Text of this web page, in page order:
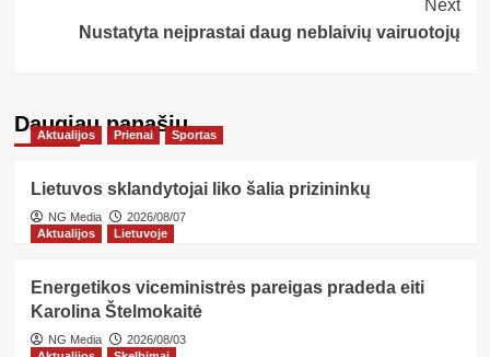
Next
Nustatyta neįprastai daug neblaivių vairuotojų
Daugiau panašių…
Aktualijos Prienai Sportas
Lietuvos sklandytojai liko šalia prizininkų
NG Media
2026/08/07
Aktualijos
Lietuvoje
Energetikos viceministrės pareigas pradeda eiti
Karolina Štelmokaitė
NG Media
2026/08/03